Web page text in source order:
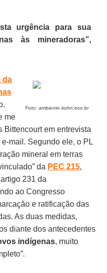
urgência para sua
às mineradoras”,
Foto: ambiente.kohn.eco.br
da
me
Bittencourt em entrevista
e-mail. Segundo ele, o PL
mineral em terras
da PEC 215,
231 da
ao Congresso
e ratificação das
As duas medidas,
diante dos antecedentes
indígenas, muito